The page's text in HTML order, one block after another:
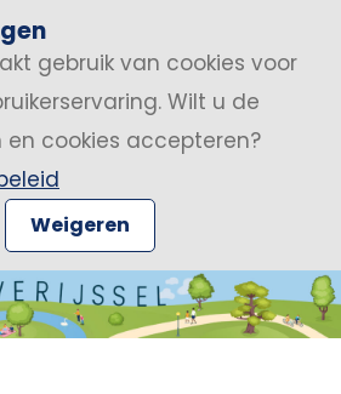
gebruik van cookies voor
Wilt u de
en cookies accepteren?
Weigeren